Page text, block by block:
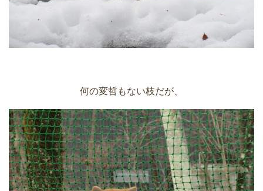
何の変哲もない枝だが、